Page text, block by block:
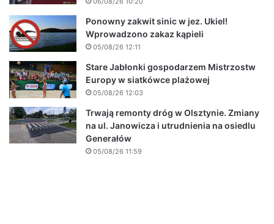
Ponowny zakwit sinic w jez. Ukiel!
Wprowadzono zakaz kąpieli
05/08/26 12:11
Stare Jabłonki gospodarzem Mistrzostw
Europy w siatkówce plażowej
05/08/26 12:03
Trwają remonty dróg w Olsztynie. Zmiany
na ul. Janowicza i utrudnienia na osiedlu
Generałów
05/08/26 11:59